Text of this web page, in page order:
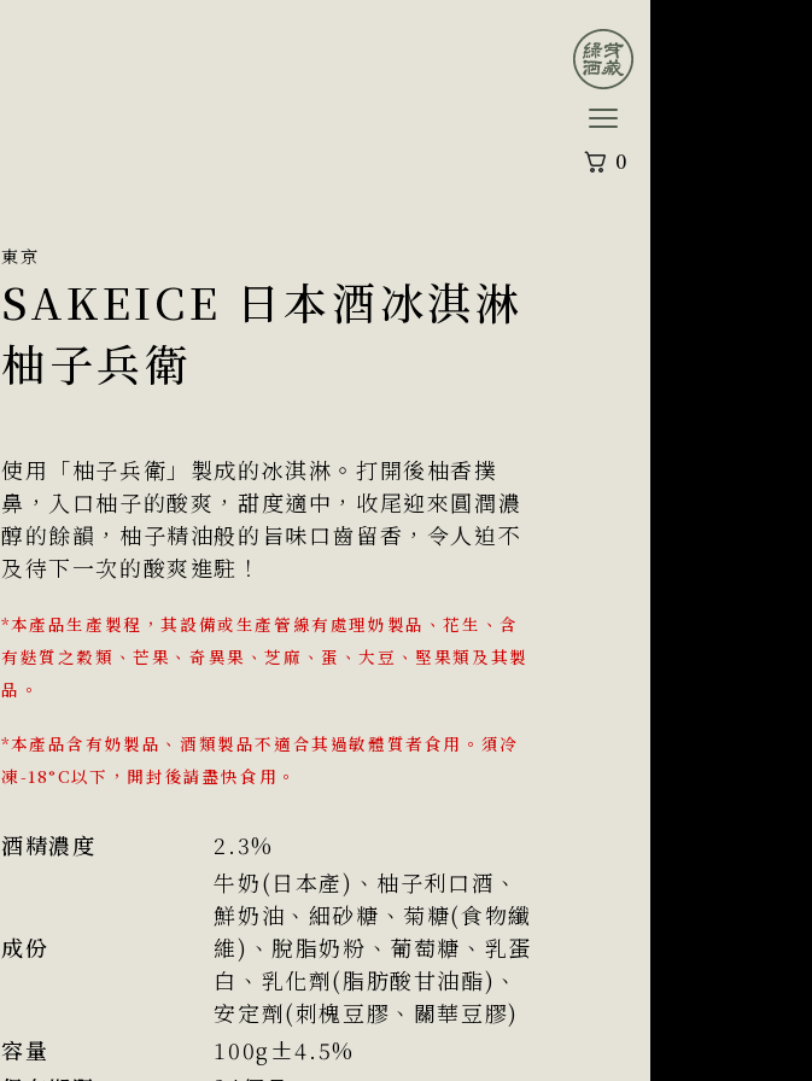
0
東京
SAKEICE 日本酒冰淇淋
柚子兵衛
使用「柚子兵衛」製成的冰淇淋。打開後柚香撲
鼻，入口柚子的酸爽，甜度適中，收尾迎來圓潤濃
醇的餘韻，柚子精油般的旨味口齒留香，令人迫不
及待下一次的酸爽進駐！
*本產品生產製程，其設備或生產管線有處理奶製品、花生、含
有麩質之穀類、芒果、奇異果、芝麻、蛋、大豆、堅果類及其製
品。
*本產品含有奶製品、酒類製品不適合其過敏體質者食用。須冷
凍-18°C以下，開封後請盡快食用。
酒精濃度 2.3%
成份
牛奶(日本產)、柚子利口酒、
鮮奶油、細砂糖、菊糖(食物纖
維)、脫脂奶粉、葡萄糖、乳蛋
白、乳化劑(脂肪酸甘油酯)、
安定劑(刺槐豆膠、關華豆膠)
容量
100g±4.5%